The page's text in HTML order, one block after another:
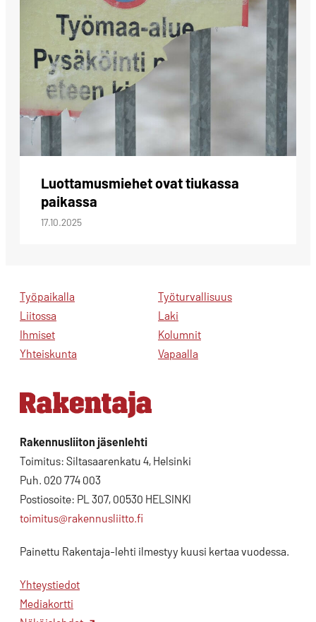
Luottamusmiehet ovat tiukassa
paikassa
17.10.2025
Työpaikalla
Liitossa
Ihmiset
Yhteiskunta
Työturvallisuus
Laki
Kolumnit
Vapaalla
Rakennusliiton jäsenlehti
Toimitus: Siltasaarenkatu 4, Helsinki
Puh. 020 774 003
Postiosoite: PL 307, 00530 HELSINKI
toimitus@rakennusliitto.fi
Painettu Rakentaja-lehti ilmestyy kuusi kertaa vuodessa.
Yhteystiedot
Mediakortti